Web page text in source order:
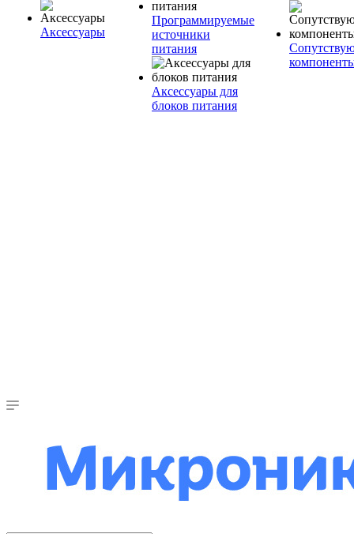
Аксессуары
Программируемые
источники
питания
Аксессуары для
блоков питания